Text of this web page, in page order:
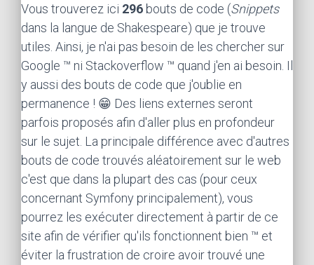
Vous trouverez ici 296 bouts de code (Snippets
dans la langue de Shakespeare) que je trouve
utiles. Ainsi, je n'ai pas besoin de les chercher sur
Google ™ ni Stackoverflow ™ quand j'en ai besoin. Il
y aussi des bouts de code que j'oublie en
permanence ! 😁 Des liens externes seront
parfois proposés afin d'aller plus en profondeur
sur le sujet. La principale différence avec d'autres
bouts de code trouvés aléatoirement sur le web
c'est que dans la plupart des cas (pour ceux
concernant Symfony principalement), vous
pourrez les exécuter directement à partir de ce
site afin de vérifier qu'ils fonctionnent bien ™ et
éviter la frustration de croire avoir trouvé une